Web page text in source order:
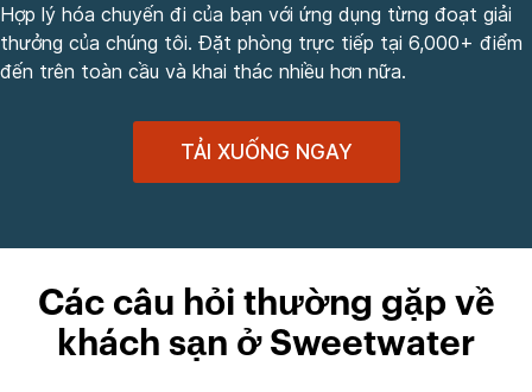
Hợp lý hóa chuyến đi của bạn với ứng dụng từng đoạt giải
thưởng của chúng tôi. Đặt phòng trực tiếp tại 6,000+ điểm
đến trên toàn cầu và khai thác nhiều hơn nữa.
TẢI XUỐNG NGAY
Các câu hỏi thường gặp về
khách sạn ở Sweetwater